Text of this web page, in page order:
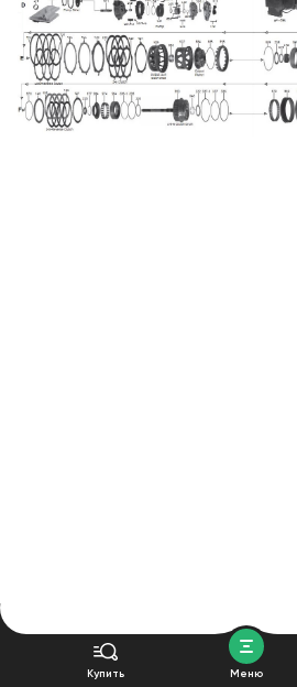
Купить Меню